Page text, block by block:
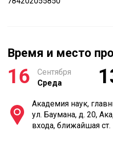
Время и место
16
Сентября
Среда
Академия наук,
ул. Баумана, д. 20,
входа, ближайшая